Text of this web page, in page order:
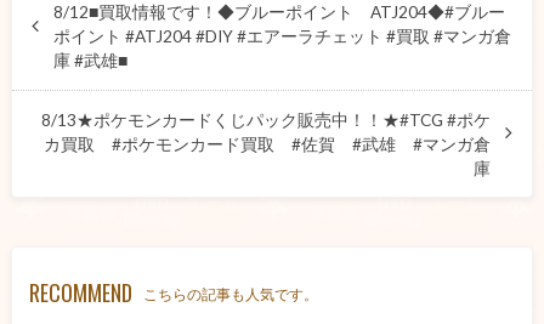
8/12■買取情報です！◆ブルーポイント ATJ204◆#ブルー
ポイント #ATJ204 #DIY #エアーラチェット #買取 #マンガ倉
庫 #武雄■
8/13★ポケモンカードくじパック販売中！！★#TCG #ポケ
カ買取 #ポケモンカード買取 #佐賀 #武雄 #マンガ倉
庫
RECOMMEND こちらの記事も人気です。